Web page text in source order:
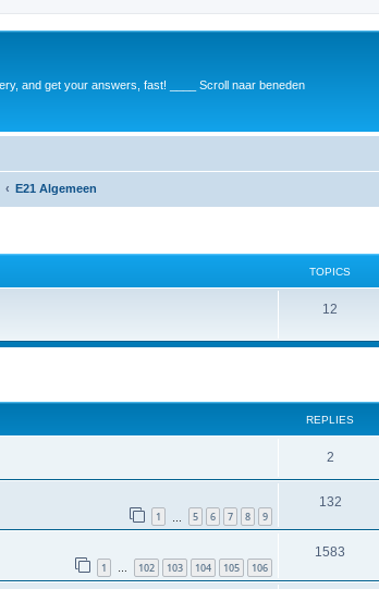
and get your answers, fast! ____ Scroll naar beneden
E21 Algemeen
TOPICS
12
REPLIES
2
1 5 6 7 8 9
132
1 … 102 103 104 105 106
1583